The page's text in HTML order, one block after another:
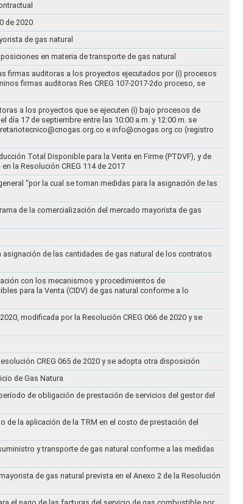
de 2020
de gas natural
en materia de transporte de gas natural
firmas auditoras a los proyectos ejecutados por (i) procesos
firmas auditoras Res CREG 107-2017-2do proceso, se
a los proyectos que se ejecuten (i) bajo procesos de
día 17 de septiembre entre las 10:00 a.m. y 12:00 m. se
e info@cnogas.org.co (registro
Total Disponible para la Venta en Firme (PTDVF), y de
la Resolución CREG 114 de 2017
“por la cual se toman medidas para la asignación de las
de la comercialización del mercado mayorista de gas
de las cantidades de gas natural de los contratos
con los mecanismos y procedimientos de
para la Venta (CIDV) de gas natural conforme a lo
modificada por la Resolución CREG 066 de 2020 y se
CREG 065 de 2020 y se adopta otra disposición
de Gas Natura
de obligación de prestación de servicios del gestor del
de la aplicación de la TRM en el costo de prestación del
y transporte de gas natural conforme a las medidas
de gas natural prevista en el Anexo 2 de la Resolución